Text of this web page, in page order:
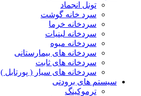
تونل انجماد
سرد خانه گوشت
سردخانه خرما
سردخانه لبنیات
سردخانه میوه
سردخانه های بیمارستانی
سردخانه های ثابت
سردخانه های سیار ( پورتابل )
سیستم های برودتی
ترموکینگ